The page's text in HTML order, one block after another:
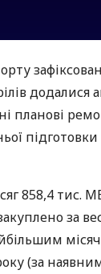
додалися
планові
858,4 тис.
за
(за